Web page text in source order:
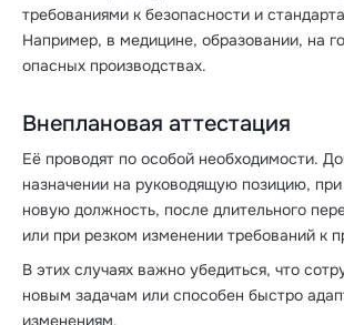
требованиями к безопасности и
Например, в медицине, образовании, на
опасных производствах.
Внеплановая аттестация
Её проводят по особой необходимости.
назначении на руководящую позицию,
новую должность, после длительного
или при резком изменении требований к
В этих случаях важно убедиться, что
новым задачам или способен быстро
изменениям.